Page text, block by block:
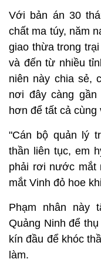
Với bản án 30
chất ma túy, năm
giao thừa trong
và đến từ nhiều
niên này chia sẻ,
nơi đây càng gần
hơn để tất cả
"Cán bộ quản lý
thần liên tục, em
phải rơi nước mắt
mắt Vinh đỏ hoe
Phạm nhân này
Quảng Ninh để
kín đầu để khóc
làm.